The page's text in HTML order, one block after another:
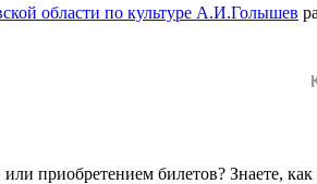
области по культуре А.И.Голышев
приобретением билетов? Знаете,